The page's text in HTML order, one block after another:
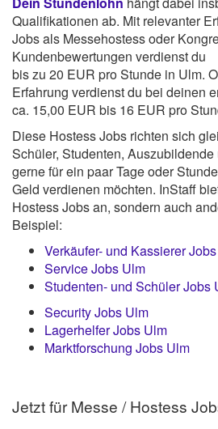
Qualifikationen ab. Mit relevanter
Jobs als Messehostess oder
Kundenbewertungen verdienst du
bis zu 20 EUR pro Stunde in Ulm.
Erfahrung verdienst du bei deinen
ca. 15,00 EUR bis 16 EUR pro
Diese Hostess Jobs richten sich
Schüler, Studenten,
gerne für ein paar Tage oder
Geld verdienen möchten. InStaff
Hostess Jobs an, sondern auch
Beispiel:
Verkäufer- und Kassierer
Service Jobs Ulm
Studenten- und Schüler Jobs
Security Jobs Ulm
Lagerhelfer Jobs Ulm
Marktforschung Jobs Ulm
Jetzt für Messe / Hostess